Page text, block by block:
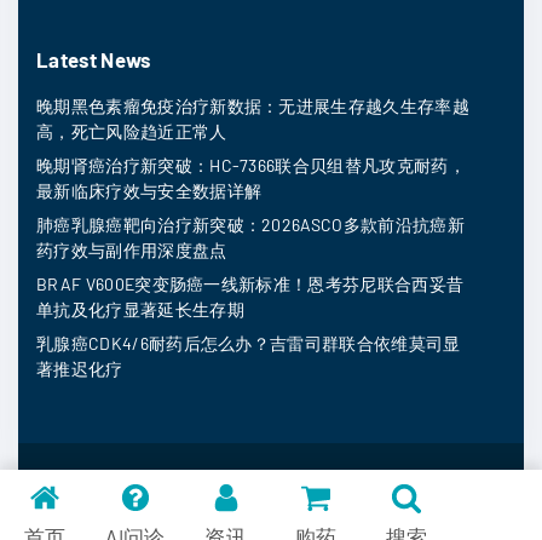
Latest News
晚期黑色素瘤免疫治疗新数据：无进展生存越久生存率越
高，死亡风险趋近正常人
晚期肾癌治疗新突破：HC-7366联合贝组替凡攻克耐药，
最新临床疗效与安全数据详解
肺癌乳腺癌靶向治疗新突破：2026ASCO多款前沿抗癌新
药疗效与副作用深度盘点
BRAF V600E突变肠癌一线新标准！恩考芬尼联合西妥昔
单抗及化疗显著延长生存期
乳腺癌CDK4/6耐药后怎么办？吉雷司群联合依维莫司显
著推迟化疗
MedFind © 2026